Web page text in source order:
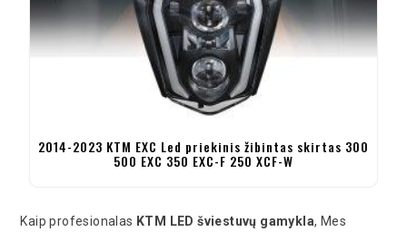
2014-2023 KTM EXC Led priekinis žibintas skirtas 300
500 EXC 350 EXC-F 250 XCF-W
Kaip profesionalas KTM LED šviestuvų gamykla, Mes